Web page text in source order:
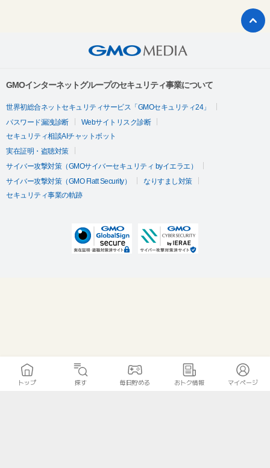
GMOインターネットグループのセキュリティ事業について
世界初総合ネットセキュリティサービス「GMOセキュリティ24」
パスワード漏洩診断
Webサイトリスク診断
セキュリティ相談AIチャットボット
実在証明・盗聴対策
サイバー攻撃対策（GMOサイバーセキュリティ byイエラエ）
サイバー攻撃対策（GMO Flatt Security）
なりすまし対策
セキュリティ事業の軌跡
トップ 探す 毎日貯める おトク情報 マイページ